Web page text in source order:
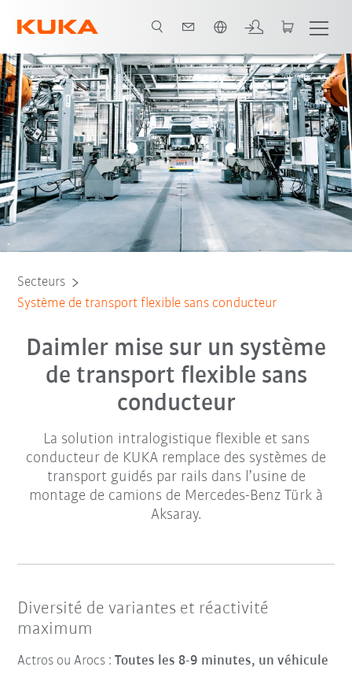
Avantages Extension de la production Tous les partenaires du système
Secteurs
Système de transport flexible sans conducteur
Daimler mise sur un système
de transport flexible sans
conducteur
La solution intralogistique flexible et sans
conducteur de KUKA remplace des systèmes de
transport guidés par rails dans l’usine de
montage de camions de Mercedes-Benz Türk à
Aksaray.
Diversité de variantes et réactivité
maximum
Actros ou Arocs :Toutes les 8-9 minutes, un véhicule